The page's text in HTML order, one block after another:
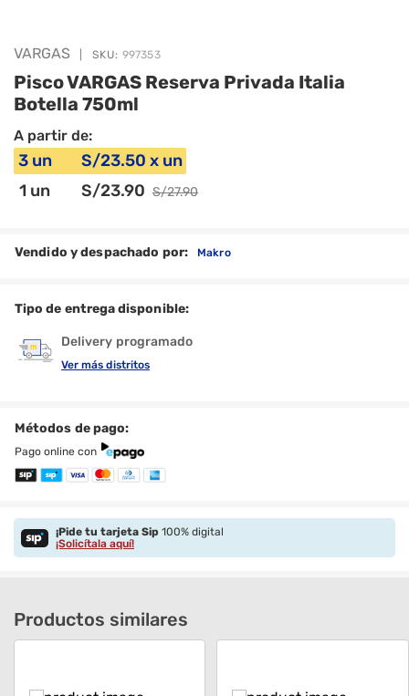
VARGAS SKU: 997353
Pisco VARGAS Reserva Privada Italia
Botella 750ml
A partir de:
3 un S/23.50 x un
1 un S/23.90 S/27.90
Vendido y despachado por: Makro
Tipo de entrega disponible:
Delivery programado
Ver más distritos
Métodos de pago:
Pago online con
¡Pide tu tarjeta Sip 100% digital
¡Solicítala aquí!
Productos similares